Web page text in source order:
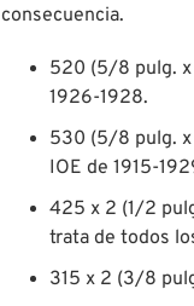
consecuencia.
520 (5/8 pulg. x
1926-1928.
530 (5/8 pulg. x
IOE de 1915-
425 x 2 (1/2
trata de todos
315 x 2 (3/8